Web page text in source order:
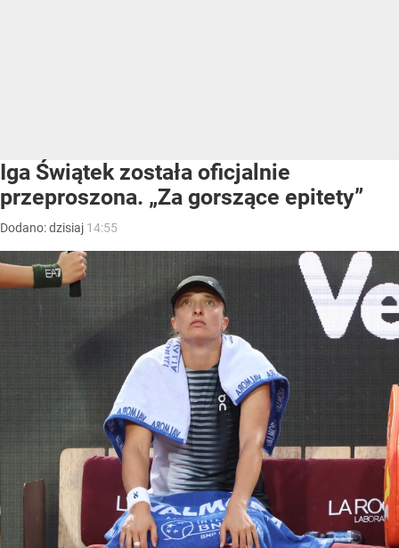
Iga Świątek została oficjalnie
przeproszona. „Za gorszące epitety”
Dodano:dzisiaj 14:55